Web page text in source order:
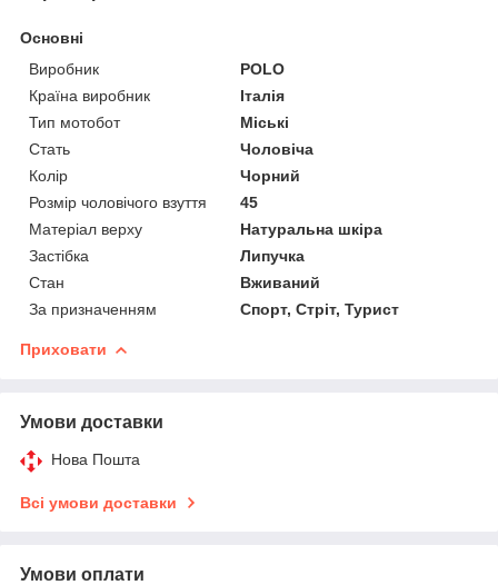
Основні
Виробник
POLO
Країна виробник
Італія
Тип мотобот
Міські
Стать
Чоловіча
Колір
Чорний
Розмір чоловічого взуття
45
Матеріал верху
Натуральна шкіра
Застібка
Липучка
Стан
Вживаний
За призначенням
Спорт, Стріт, Турист
Приховати
Умови доставки
Нова Пошта
Всі умови доставки
Умови оплати